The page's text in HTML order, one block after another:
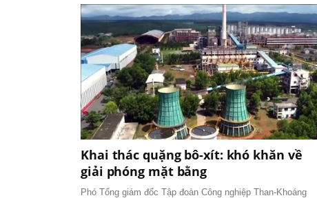
Khai thác quặng bô-xít: khó khăn về
giải phóng mặt bằng
Phó Tổng giám đốc Tập đoàn Công nghiệp Than-Khoáng